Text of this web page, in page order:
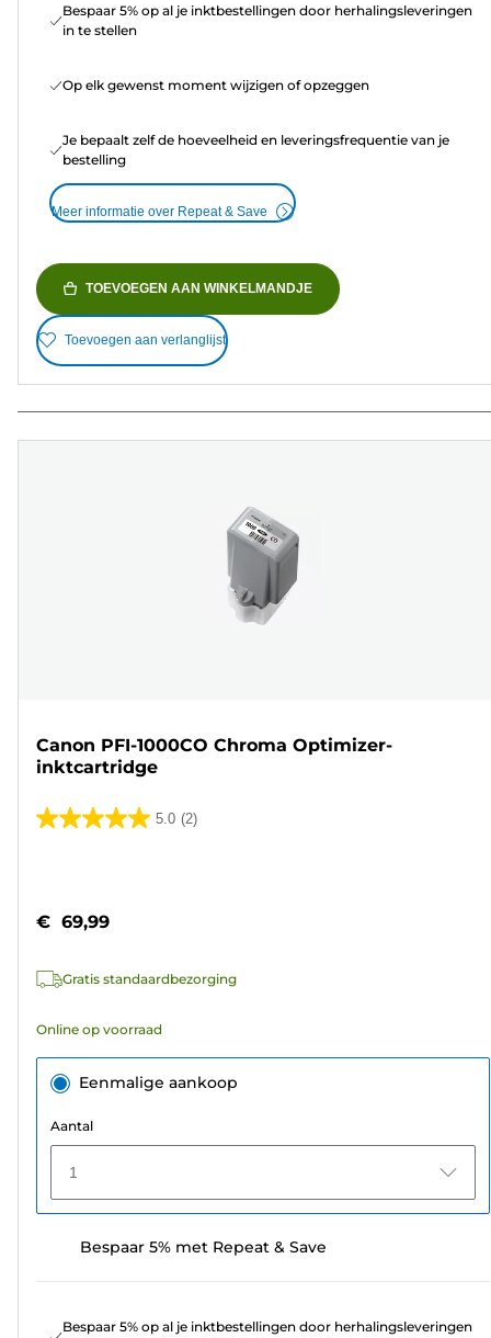
Bespaar 5% op al je inktbestellingen door herhalingsleveringen
in te stellen
Op elk gewenst moment wijzigen of opzeggen
Je bepaalt zelf de hoeveelheid en leveringsfrequentie van je
bestelling
Meer informatie over Repeat & Save
TOEVOEGEN AAN WINKELMANDJE
Toevoegen aan verlanglijst
Canon PFI-1000CO Chroma Optimizer-
inktcartridge
5.0 (2)
5.0
sterren.
beoordelingen
€ 69,99
Gratis standaardbezorging
Online op voorraad
Eenmalige aankoop
Aantal
1
Bespaar 5% met Repeat & Save
Bespaar 5% op al je inktbestellingen door herhalingsleveringen